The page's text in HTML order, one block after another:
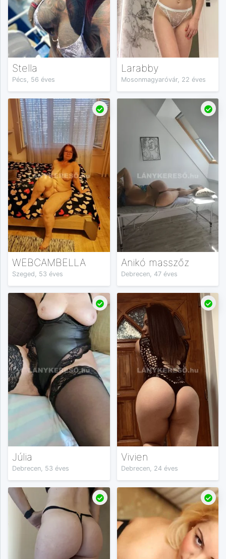
Stella
Pécs, 56 éves
Larabby
Mosonmagyaróvár, 22 éves
WEBCAMBELLA
Szeged, 53 éves
Anikó masszőz
Debrecen, 47 éves
Júlia
Debrecen, 53 éves
Vivien
Debrecen, 24 éves